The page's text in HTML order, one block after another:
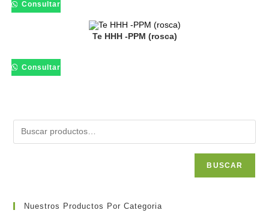
Consultar
Te HHH -PPM (rosca)
Consultar
BUSCAR
Nuestros Productos Por Categoria